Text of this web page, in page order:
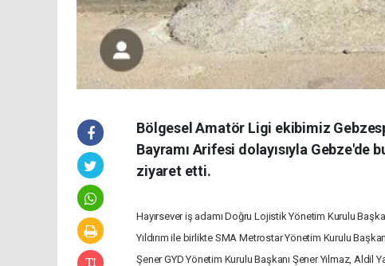
Bölgesel Amatör Ligi ekibimiz
Bayramı Arifesi dolayısıyla Gebze'de
ziyaret etti.
Hayırsever iş adamı Doğru Lojistik Yönetim Kurulu
Yıldırım ile birlikte SMA Metrostar Yönetim Kurulu
Şener GYD Yönetim Kurulu Başkanı Şener Yılmaz, Aldil